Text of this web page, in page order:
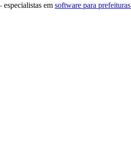
em software para prefeituras